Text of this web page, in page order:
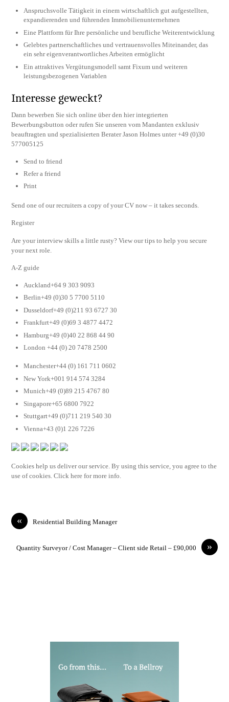
Anspruchsvolle Tätigkeit in einem wirtschaftlich gut aufgestellten,
expandierenden und führenden Immobilienunternehmen
Eine Plattform für Ihre persönliche und berufliche Weiterentwicklung
Gelebtes partnerschaftliches und vertrauensvolles Miteinander, das
ein sehr eigenverantwortliches Arbeiten ermöglicht
Ein attraktives Vergütungsmodell samt Fixum und weiteren
leistungsbezogenen Variablen
Interesse geweckt?
Dann bewerben Sie sich online über den hier integrierten
Bewerbungsbutton oder rufen Sie unseren vom Mandanten exklusiv
beauftragten und spezialisierten Berater Jason Holmes unter +49 (0)30
577005125
Send to friend
Refer a friend
Print
Send one of our recruiters a copy of your CV now – it takes seconds.
Register
Are your interview skills a little rusty? View our tips to help you secure
your next role.
A-Z guide
Auckland+64 9 303 9093
Berlin+49 (0)30 5 7700 5110
Dusseldorf+49 (0)211 93 6727 30
Frankfurt+49 (0)69 3 4877 4472
Hamburg+49 (0)40 22 868 44 90
London +44 (0) 20 7478 2500
Manchester+44 (0) 161 711 0602
New York+001 914 574 3284
Munich+49 (0)89 215 4767 80
Singapore+65 6800 7922
Stuttgart+49 (0)711 219 540 30
Vienna+43 (0)1 226 7226
Cookies help us deliver our service. By using this service, you agree to the
use of cookies. Click here for more info.
« Residential Building Manager
»
Quantity Surveyor / Cost Manager – Client side Retail – £90,000